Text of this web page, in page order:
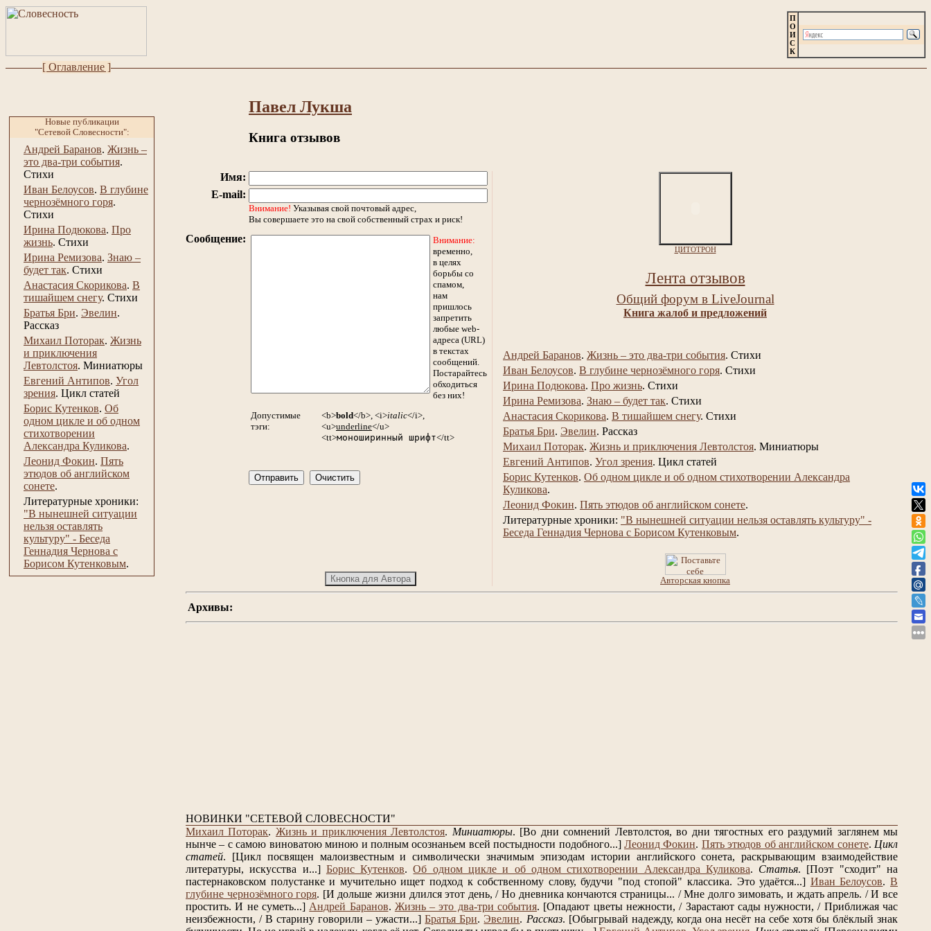
[ Оглавление ]
Новые публикации
"Сетевой Словесности":
Андрей Баранов. Жизнь –
это два-три события.
Стихи
Иван Белоусов. В глубине
чернозёмного горя.
Стихи
Ирина Подюкова. Про
жизнь. Стихи
Ирина Ремизова. Знаю –
будет так. Стихи
Анастасия Скорикова. В
тишайшем снегу. Стихи
Братья Бри. Эвелин.
Рассказ
Михаил Поторак. Жизнь
и приключения
Левтолстоя. Миниатюры
Евгений Антипов. Угол
зрения. Цикл статей
Борис Кутенков. Об
одном цикле и об одном
стихотворении
Александра Куликова.
Леонид Фокин. Пять
этюдов об английском
сонете.
Литературные хроники:
"В нынешней ситуации
нельзя оставлять
культуру" - Беседа
Геннадия Чернова с
Борисом Кутенковым.
П
О
И
С
К
Павел Лукша
Книга отзывов
ЦИТОТРОН
Лента отзывов
Общий форум в LiveJournal
Книга жалоб и предложений
Андрей Баранов. Жизнь – это два-три события. Стихи
Иван Белоусов. В глубине чернозёмного горя. Стихи
Ирина Подюкова. Про жизнь. Стихи
Ирина Ремизова. Знаю – будет так. Стихи
Анастасия Скорикова. В тишайшем снегу. Стихи
Братья Бри. Эвелин. Рассказ
Михаил Поторак. Жизнь и приключения Левтолстоя. Миниатюры
Евгений Антипов. Угол зрения. Цикл статей
Борис Кутенков. Об одном цикле и об одном стихотворении Александра
Куликова.
Леонид Фокин. Пять этюдов об английском сонете.
Литературные хроники: "В нынешней ситуации нельзя оставлять культуру" -
Беседа Геннадия Чернова с Борисом Кутенковым.
Авторская кнопка
Имя:
E-mail:
Внимание! Указывая свой почтовый адрес,
Вы совершаете это на свой собственный страх и риск!
Сообщение:
Внимание:
временно,
в целях
борьбы со
спамом,
нам
пришлось
запретить
любые web-
адреса (URL)
в текстах
сообщений.
Постарайтесь
обходиться
без них!
Допустимые
тэги:
<b>bold</b>, <i>italic</i>,
<u>underline</u>
<tt>моноширинный шрифт</tt>
Архивы:
НОВИНКИ "СЕТЕВОЙ СЛОВЕСНОСТИ"
Михаил Поторак. Жизнь и приключения Левтолстоя. Миниатюры. [Во дни сомнений Левтолстоя, во дни тягостных его раздумий заглянем мы
нынче – с самою виноватою миною и полным осознаньем всей постыдности подобного...] Леонид Фокин. Пять этюдов об английском сонете. Цикл
статей.
[Цикл посвящен малоизвестным и символически значимым эпизодам истории английского сонета, раскрывающим взаимодействие
литературы, искусства и...] Борис Кутенков.Об одном цикле и об одном стихотворении Александра Куликова. Статья. [Поэт "сходит" на
пастернаковском полустанке и мучительно ищет подход к собственному слову, будучи "под стопой" классика. Это удаётся...] Иван Белоусов.В
глубине чернозёмного горя. [И дольше жизни длился этот день, / Но дневника кончаются страницы... / Мне долго зимовать, и ждать апрель. / И все
простить. И не суметь...] Андрей Баранов. Жизнь – это два-три события. [Опадают цветы нежности, / Зарастают сады нужности, / Приближая час
неизбежности, / В старину говорили – ужасти...] Братья Бри. Эвелин. Рассказ. [Обыгрывай надежду, когда она несёт на себе хотя бы блёклый знак